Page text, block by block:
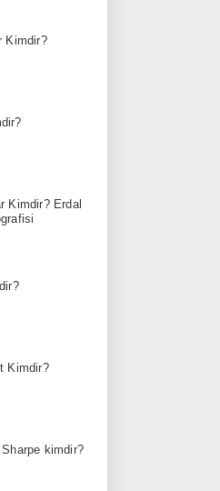
Kimdir?
Kimdir? Erdal
Kimdir?
kimdir?